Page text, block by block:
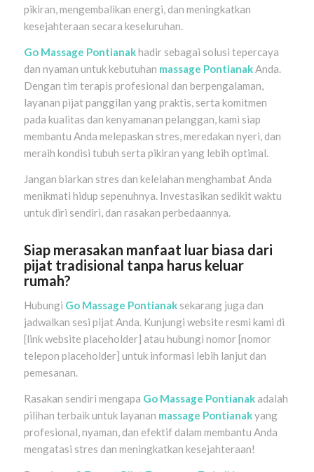
pikiran, mengembalikan energi, dan meningkatkan
kesejahteraan secara keseluruhan.
Go Massage Pontianakhadir sebagai solusi tepercaya
dan nyaman untuk kebutuhan massage PontianakAnda.
Dengan tim terapis profesional dan berpengalaman,
layanan pijat panggilan yang praktis, serta komitmen
pada kualitas dan kenyamanan pelanggan, kami siap
membantu Anda melepaskan stres, meredakan nyeri, dan
meraih kondisi tubuh serta pikiran yang lebih optimal.
Jangan biarkan stres dan kelelahan menghambat Anda
menikmati hidup sepenuhnya. Investasikan sedikit waktu
untuk diri sendiri, dan rasakan perbedaannya.
Siap merasakan manfaat luar biasa dari
pijat tradisional tanpa harus keluar
rumah?
Hubungi Go Massage Pontianaksekarang juga dan
jadwalkan sesi pijat Anda. Kunjungi website resmi kami di
[link website placeholder] atau hubungi nomor [nomor
telepon placeholder] untuk informasi lebih lanjut dan
pemesanan.
Rasakan sendiri mengapa Go Massage Pontianakadalah
pilihan terbaik untuk layanan massage Pontianakyang
profesional, nyaman, dan efektif dalam membantu Anda
mengatasi stres dan meningkatkan kesejahteraan!